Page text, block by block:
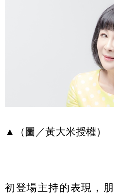
▲（圖／黃大米授權）
初登場主持的表現，